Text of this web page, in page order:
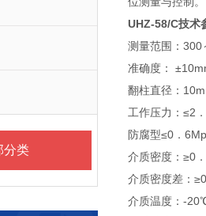
分类
UHZ-58/C技术
测量范围：300
准确度：
翻柱直径：
工作压力：≤2
防腐型≤0．
介质密度：≥0
介质密度差：
介质温度：-